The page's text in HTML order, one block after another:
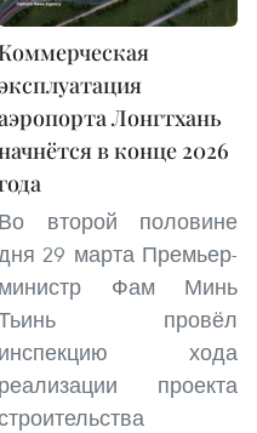
Лонгтхань
в конце 2026
Во второй половине
29 марта Премьер-
министр Фам Минь
провёл
инспекцию хода
реализации проекта